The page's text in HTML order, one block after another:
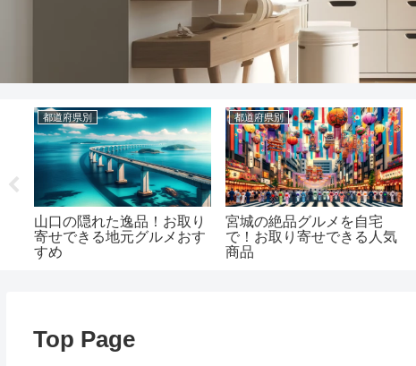
食料品
プチ高級感で日常を豊か
に！選りすぐりの高級冷凍
食品サイトのご紹介
都道府県別
新潟の逸品を自宅で！地元
愛あふれるお取り寄せグル
メリスト
Top Page